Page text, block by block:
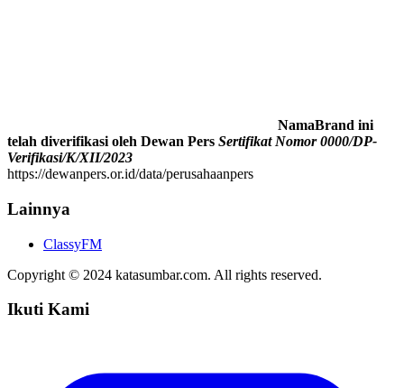
NamaBrand ini
telah diverifikasi oleh Dewan Pers Sertifikat Nomor 0000/DP-
Verifikasi/K/XII/2023
https://dewanpers.or.id/data/perusahaanpers
Lainnya
ClassyFM
Copyright © 2024 katasumbar.com. All rights reserved.
Ikuti Kami